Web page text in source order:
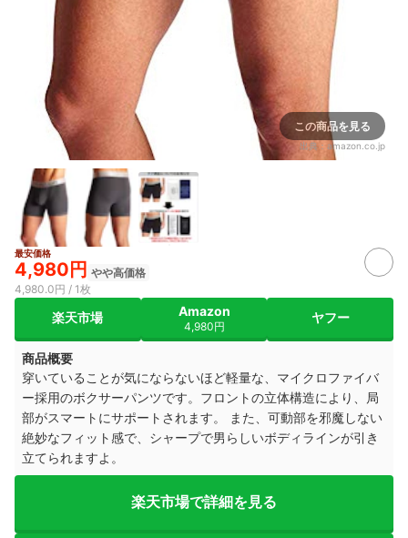
この商品を見る
出典： amazon.co.jp
最安価格
4,980円 やや高価格
4,980.0円 / 1枚
楽天市場 Amazon
4,980円
ヤフー
商品概要
穿いていることが気にならないほど軽量な、マイクロファイバ
ー採用のボクサーパンツです。フロントの立体構造により、局
部がスマートにサポートされます。 また、可動部を邪魔しない
絶妙なフィット感で、シャープで男らしいボディラインが引き
立てられますよ。
楽天市場で詳細を見る